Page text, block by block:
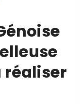
réaliser